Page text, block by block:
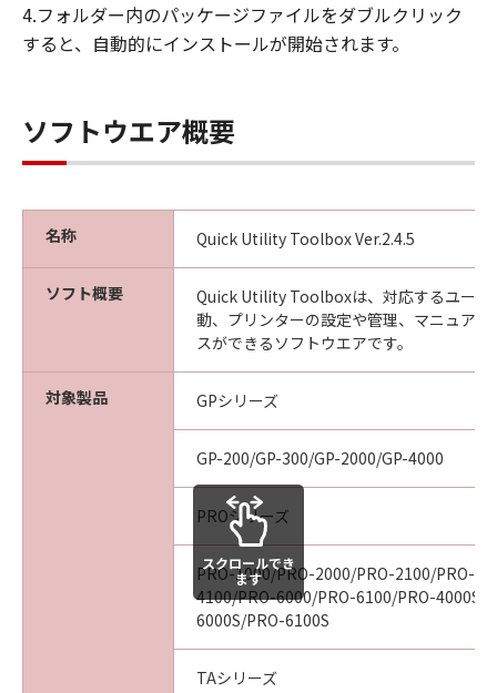
見された場合には、キヤノンは、「メディ
ア」を交換いたします。
状態で使用許諾されます。キヤノン、キヤノン
の関連会社、それらの販売代理店及び販売店
特定の目的への適合性の保証を含め、いかなる
保証も、明示たると黙示たるとを問わず一切し
ないものとします。
(2) キヤノン、キヤノンの関連会社、それらの販
売代理店及び販売店は、「許諾ソフトウエア」
の使用または使用不能から生ずるいかなる損害
（逸失利益及びその他の派生的または付随的な
損害を含むがこれらに限定されない）につい
て、一切の責任を負わないものとします。例
え、キヤノン、キヤノンの関連会社、それらの
販売代理店及び販売店がかかる損害の可能性に
ついて知らされていた場合でも同様です。
(3) キヤノン、キヤノンの関連会社、それらの販
売代理店及び販売店は、「本ソフトウエア」の
使用に起因または関連してお客様と第三者との
間に生じたいかなる紛争についても、一切責任
を負わないものとします。
4.フォルダー内のパッケージファイルをダブルクリック
すると、自動的にインストールが開始されます。
ソフトウエア概要
名称 Quick Utility Toolbox Ver.2.4.5
ソフト概要
Quick Utility Toolboxは、対応するユーテ
動、プリンターの設定や管理、マニュア
スができるソフトウエアです。
対象製品 GPシリーズ
GP-200/GP-300/GP-2000/GP-4000
PROシリーズ
PRO-1000/PRO-2000/PRO-2100/PRO-
4100/PRO-6000/PRO-6100/PRO-4000S/
6000S/PRO-6100S
TAシリーズ
スクロールでき
ます